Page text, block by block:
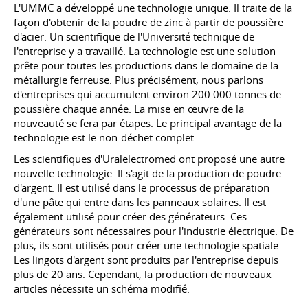
L'UMMC a développé une technologie unique. Il traite de la
façon d'obtenir de la poudre de zinc à partir de poussière
d'acier. Un scientifique de l'Université technique de
l'entreprise y a travaillé. La technologie est une solution
prête pour toutes les productions dans le domaine de la
métallurgie ferreuse. Plus précisément, nous parlons
d'entreprises qui accumulent environ 200 000 tonnes de
poussière chaque année. La mise en œuvre de la
nouveauté se fera par étapes. Le principal avantage de la
technologie est le non-déchet complet.
Les scientifiques d'Uralelectromed ont proposé une autre
nouvelle technologie. Il s'agit de la production de poudre
d'argent. Il est utilisé dans le processus de préparation
d'une pâte qui entre dans les panneaux solaires. Il est
également utilisé pour créer des générateurs. Ces
générateurs sont nécessaires pour l'industrie électrique. De
plus, ils sont utilisés pour créer une technologie spatiale.
Les lingots d'argent sont produits par l'entreprise depuis
plus de 20 ans. Cependant, la production de nouveaux
articles nécessite un schéma modifié.